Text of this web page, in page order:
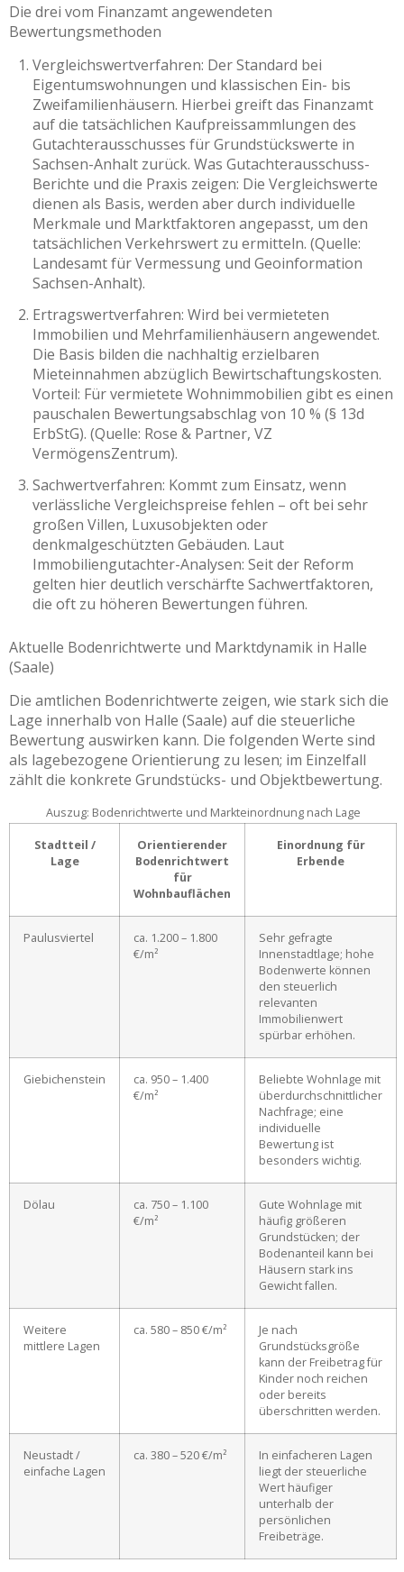
Die drei vom Finanzamt angewendeten
Bewertungsmethoden
Vergleichswertverfahren: Der Standard bei
Eigentumswohnungen und klassischen Ein- bis
Zweifamilienhäusern. Hierbei greift das Finanzamt
auf die tatsächlichen Kaufpreissammlungen des
Gutachterausschusses für Grundstückswerte in
Sachsen-Anhalt zurück. Was Gutachterausschuss-
Berichte und die Praxis zeigen: Die Vergleichswerte
dienen als Basis, werden aber durch individuelle
Merkmale und Marktfaktoren angepasst, um den
tatsächlichen Verkehrswert zu ermitteln. (Quelle:
Landesamt für Vermessung und Geoinformation
Sachsen-Anhalt).
Ertragswertverfahren: Wird bei vermieteten
Immobilien und Mehrfamilienhäusern angewendet.
Die Basis bilden die nachhaltig erzielbaren
Mieteinnahmen abzüglich Bewirtschaftungskosten.
Vorteil: Für vermietete Wohnimmobilien gibt es einen
pauschalen Bewertungsabschlag von 10 % (§ 13d
ErbStG). (Quelle: Rose & Partner, VZ
VermögensZentrum).
Sachwertverfahren: Kommt zum Einsatz, wenn
verlässliche Vergleichspreise fehlen – oft bei sehr
großen Villen, Luxusobjekten oder
denkmalgeschützten Gebäuden. Laut
Immobiliengutachter-Analysen: Seit der Reform
gelten hier deutlich verschärfte Sachwertfaktoren,
die oft zu höheren Bewertungen führen.
Aktuelle Bodenrichtwerte und Marktdynamik in Halle
(Saale)
Die amtlichen Bodenrichtwerte zeigen, wie stark sich die
Lage innerhalb von Halle (Saale) auf die steuerliche
Bewertung auswirken kann. Die folgenden Werte sind
als lagebezogene Orientierung zu lesen; im Einzelfall
zählt die konkrete Grundstücks- und Objektbewertung.
Auszug: Bodenrichtwerte und Markteinordnung nach Lage
Stadtteil /
Lage
Orientierender
Bodenrichtwert
für
Wohnbauflächen
Einordnung für
Erbende
Paulusviertel
ca. 1.200 – 1.800
€/m²
Sehr gefragte
Innenstadtlage; hohe
Bodenwerte können
den steuerlich
relevanten
Immobilienwert
spürbar erhöhen.
Giebichenstein
ca. 950 – 1.400
€/m²
Beliebte Wohnlage mit
überdurchschnittlicher
Nachfrage; eine
individuelle
Bewertung ist
besonders wichtig.
Dölau
ca. 750 – 1.100
€/m²
Gute Wohnlage mit
häufig größeren
Grundstücken; der
Bodenanteil kann bei
Häusern stark ins
Gewicht fallen.
Weitere
mittlere Lagen
ca. 580 – 850 €/m²
Je nach
Grundstücksgröße
kann der Freibetrag für
Kinder noch reichen
oder bereits
überschritten werden.
Neustadt /
einfache Lagen
ca. 380 – 520 €/m²
In einfacheren Lagen
liegt der steuerliche
Wert häufiger
unterhalb der
persönlichen
Freibeträge.